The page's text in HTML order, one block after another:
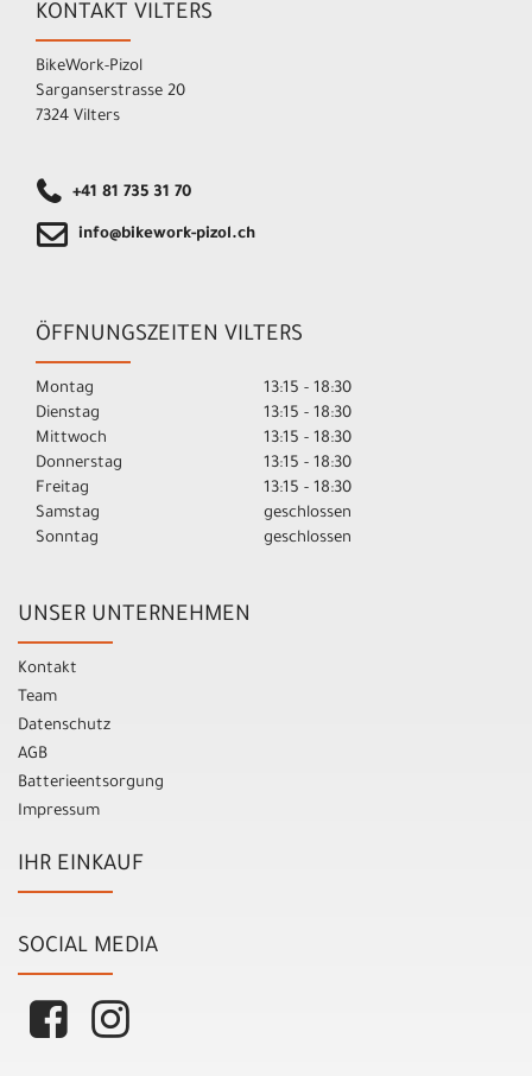
KONTAKT VILTERS
BikeWork-Pizol
Sarganserstrasse 20
7324 Vilters
+41 81 735 31 70
info@bikework-pizol.ch
ÖFFNUNGSZEITEN VILTERS
Montag
13:15 - 18:30
Dienstag
13:15 - 18:30
Mittwoch
13:15 - 18:30
Donnerstag
13:15 - 18:30
Freitag
13:15 - 18:30
Samstag
geschlossen
Sonntag
geschlossen
UNSER UNTERNEHMEN
Kontakt
Team
Datenschutz
AGB
Batterieentsorgung
Impressum
IHR EINKAUF
SOCIAL MEDIA